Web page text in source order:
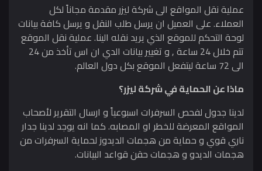
عملية نقل المواقع الى شركة ليزر مقدمة مجاناً لكل
العملاء. على العميل ان يرسل طلب النقل و يرسل كافة بيانات
لوحة التحكم للموقع الذي يريد نقله الينا. عملية نقل الموقع
تتم خلال 24 ساعة , و تغيير بيانات الدي ان اس تأخذ من 24
الى 72 ساعة ليتفعل الموقع بكل دول العالم.
ماذا عن الحماية في شركة ليزر؟
لدينا جدول لفحص السرفرات اسبوعياً و ارسال التقرير لأصحاب
المواقع المعرضة للخطر او المصابه. كما انه يوجد لدينا جدار
ناري قوي و حماية من هجمات الديدوز لحماية السرفرات من
هجمات الديدو و هجمات حقن قواعد البيانات.